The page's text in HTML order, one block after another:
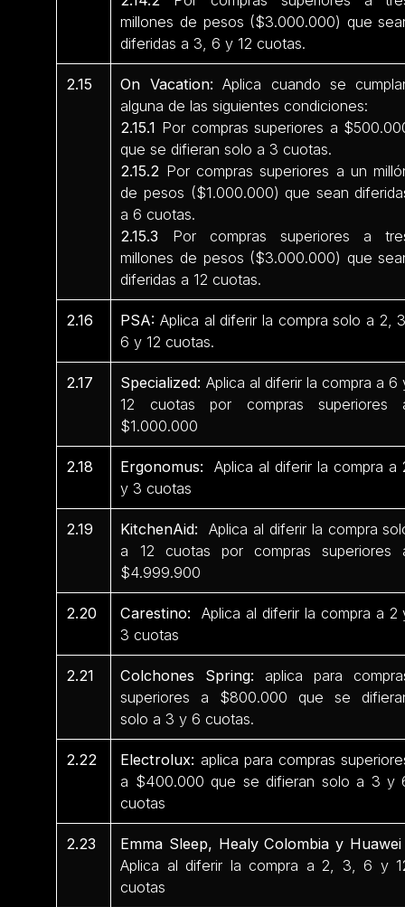
millones de pesos ($3.000.000) que
diferidas a 3, 6 y 12 cuotas.
2.15 On Vacation:Aplica cuando se
alguna de las siguientes condiciones:
2.15.1 Por compras superiores a
que se difieran solo a 3 cuotas.
2.15.2 Por compras superiores a un
de pesos ($1.000.000) que sean
a 6 cuotas.
2.15.3 Por compras superiores a
millones de pesos ($3.000.000) que
diferidas a 12 cuotas.
2.16 PSA:Aplica al diferir la compra solo a 2,
6 y 12 cuotas.
2.17 Specialized: Aplica al diferir la compra a 6
12 cuotas por compras superiores
$1.000.000
2.18 Ergonomus:Aplica al diferir la compra a
y 3 cuotas
2.19 KitchenAid:Aplica al diferir la compra
a 12 cuotas por compras superiores
$4.999.900
2.20 Carestino:Aplica al diferir la compra a 2
3 cuotas
2.21 Colchones Spring: aplica para
superiores a $800.000 que se
solo a 3 y 6 cuotas.
2.22 Electrolux: aplica para compras
a $400.000 que se difieran solo a 3 y
cuotas
2.23
Emma Sleep, Healy Colombia y Huawei
Aplica al diferir la compra a 2, 3, 6 y
cuotas